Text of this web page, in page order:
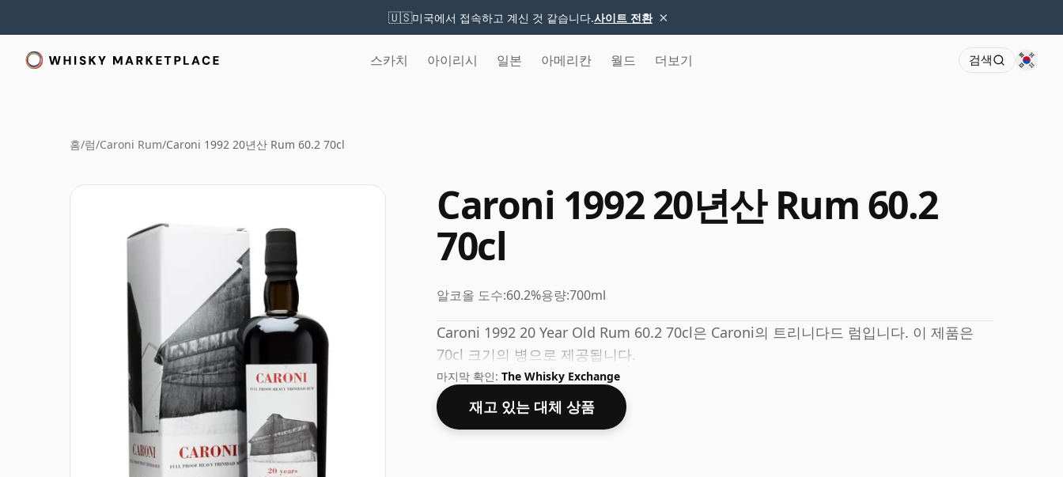
🇺🇸미국에서 접속하고 계신 것 같습니다.사이트 전환 ×
스카치 아이리시 일본 아메리칸 월드 더보기 검색
홈/럼/Caroni Rum/Caroni 1992 20년산 Rum 60.2 70cl
Caroni 1992 20년산 Rum 60.2
70cl
알코올 도수:60.2%용량:700ml
Caroni 1992 20 Year Old Rum 60.2 70cl은 Caroni의 트리니다드 럼입니다. 이 제품은
70cl 크기의 병으로 제공됩니다.
마지막 확인: The Whisky Exchange
재고 있는 대체 상품